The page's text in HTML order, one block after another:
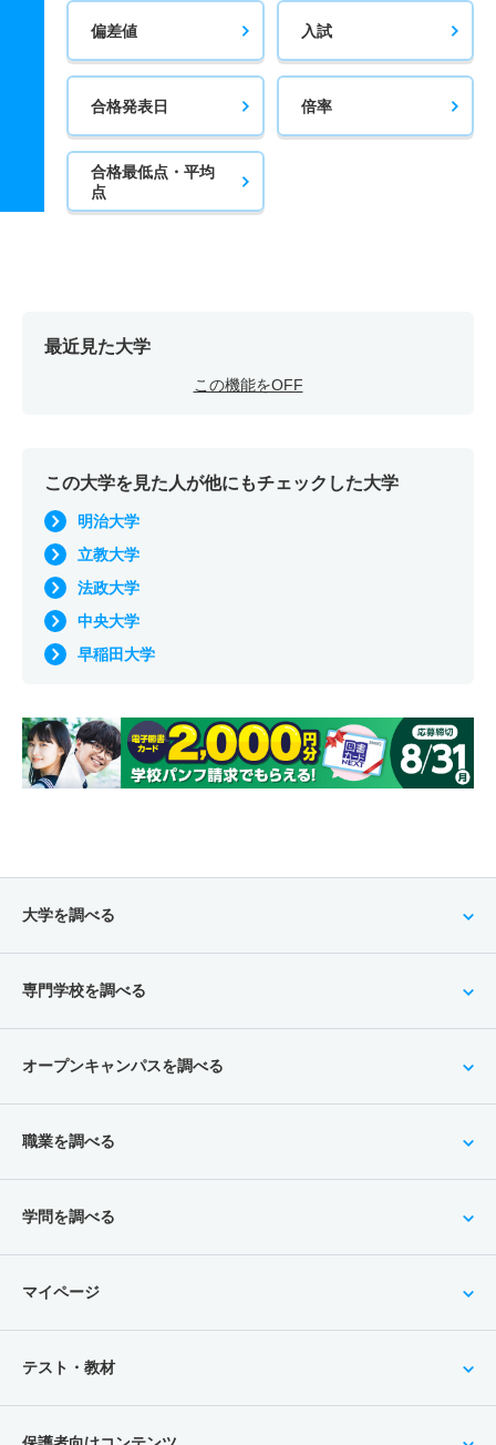
偏差値 入試
合格発表日 倍率
合格最低点・平均
点
最近見た大学
この機能をOFF
この大学を見た人が他にもチェックした大学
明治大学
立教大学
法政大学
中央大学
早稲田大学
大学を調べる
専門学校を調べる
オープンキャンパスを調べる
職業を調べる
学問を調べる
マイページ
テスト・教材